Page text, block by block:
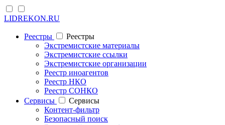
LIDREKON.RU
Реестры
Реестры
Экстремистские материалы
Экстремистские ссылки
Экстремистские организации
Реестр иноагентов
Реестр НКО
Реестр СОНКО
Cервисы
Cервисы
Контент-фильтр
Безопасный поиск